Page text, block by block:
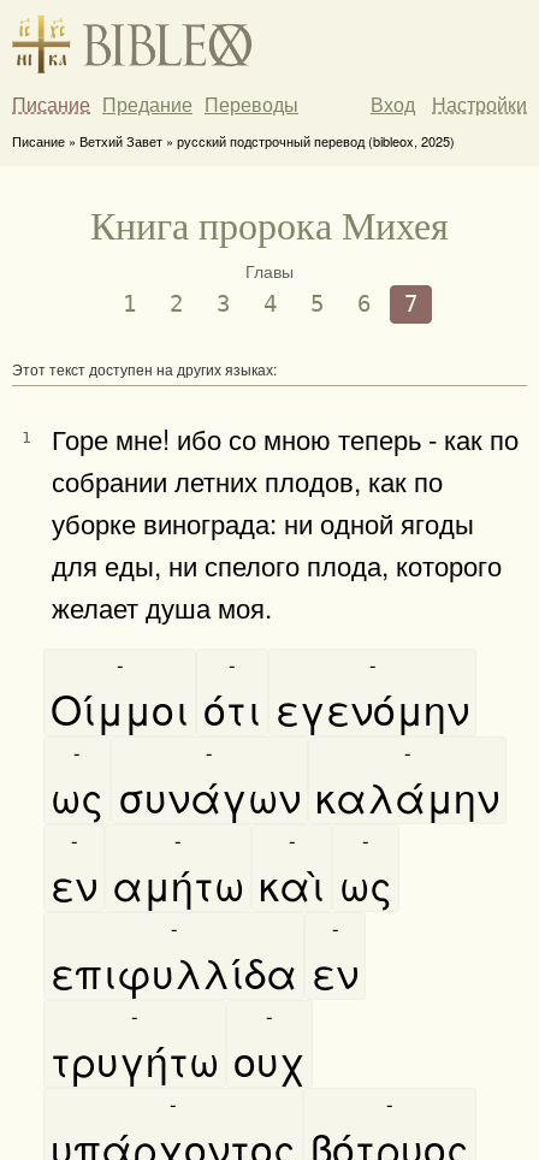
Писание Предание Переводы Вход Настройки
Писание » Ветхий Завет » русский подстрочный перевод (bibleox, 2025)
Книга пророка Михея
Главы
1 2 3 4 5 6 7
Этот текст доступен на других языках:
1
Горе мне! ибо со мною теперь - как по
собрании летних плодов, как по
уборке винограда: ни одной ягоды
для еды, ни спелого плода, которого
желает душа моя.
Οίμμοι
-
ότι
-
εγενόμην
-
ως
-
συνάγων
-
καλάμην
-
εν
-
αμήτω
-
καὶ
-
ως
-
επιφυλλίδα
-
εν
-
τρυγήτω
-
ουχ
-
υπάρχοντος
-
βότρυος
-